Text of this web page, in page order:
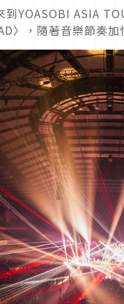
YOASOBI ASIA
〉，隨著音樂節奏加